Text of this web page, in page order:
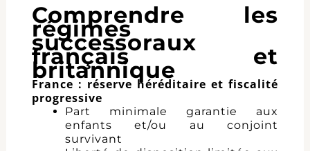
Comprendre les
régimes
successoraux
français et
britannique
France : réserve héréditaire et fiscalité
progressive
Part minimale garantie aux
enfants et/ou au conjoint
survivant